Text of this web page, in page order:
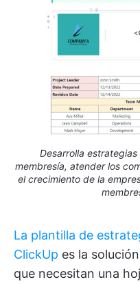
Desarrolla
membresía, atender los
el crecimiento de la
La plantilla de
ClickUp es la
que necesitan una